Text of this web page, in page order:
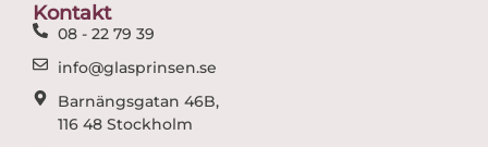
Kontakt
08 - 22 79 39
info@glasprinsen.se
Barnängsgatan 46B,
116 48 Stockholm